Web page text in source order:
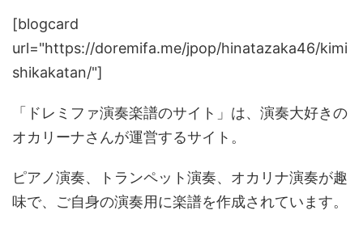
[blogcard
url="https://doremifa.me/jpop/hinatazaka46/kimi
shikakatan/"]
「ドレミファ演奏楽譜のサイト」は、演奏大好きの
オカリーナさんが運営するサイト。
ピアノ演奏、トランペット演奏、オカリナ演奏が趣
味で、ご自身の演奏用に楽譜を作成されています。